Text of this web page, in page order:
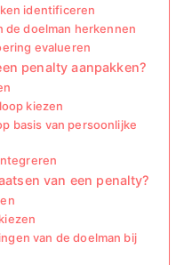
identificeren
de doelman herkennen
evalueren
penalty aanpakken?
kiezen
basis van persoonlijke
van een penalty?
van de doelman bij